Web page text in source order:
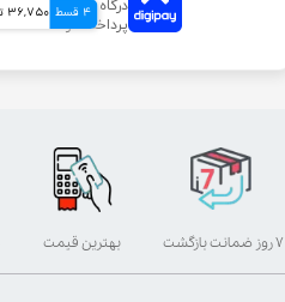
4 قسط 36,750 تومانی
بهترین قیمت ۷ روز ضمانت بازگشت